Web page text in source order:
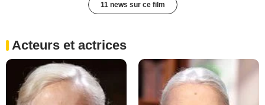
11 news sur ce film
Acteurs et actrices